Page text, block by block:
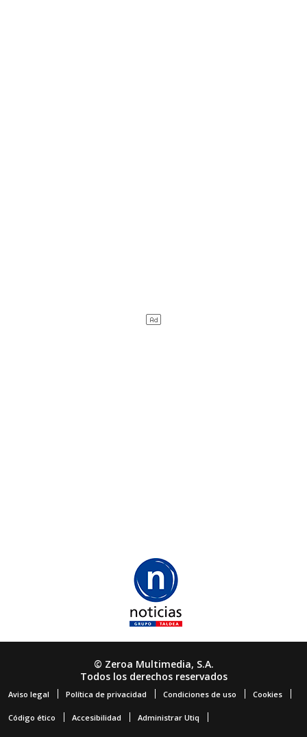
© Zeroa Multimedia, S.A.
Todos los derechos reservados
Aviso legal Política de privacidad Condiciones de uso Cookies
Código ético Accesibilidad Administrar Utiq